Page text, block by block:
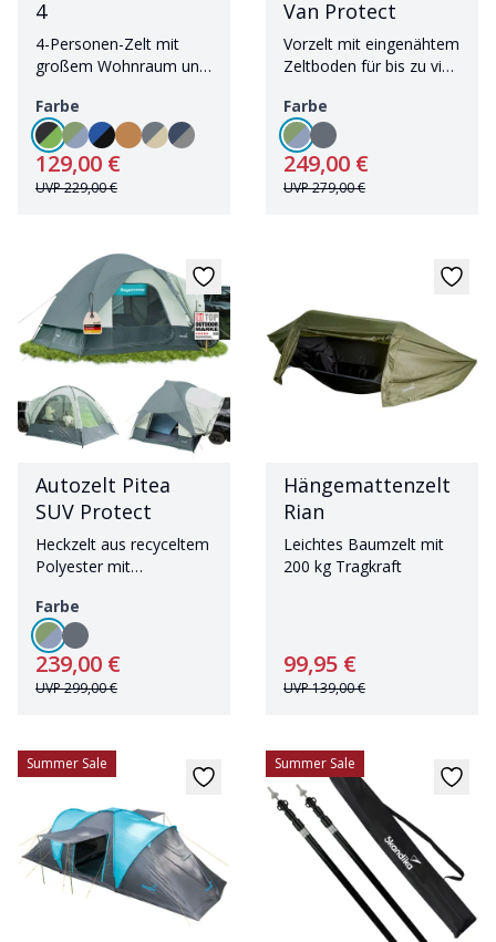
4
4-Personen-Zelt mit
großem Wohnraum und
Farbe
129,00 €
UVP229,00 €
Van Protect
Vorzelt mit eingenähtem
Zeltboden für bis zu vier
Farbe
249,00 €
UVP279,00 €
Autozelt Pitea
SUV Protect
Heckzelt aus recyceltem
Polyester mit
für bis zu vier Personen
Farbe
239,00 €
UVP299,00 €
Hängemattenzelt
Rian
Leichtes Baumzelt mit
200 kg Tragkraft
99,95 €
UVP139,00 €
Summer Sale Summer Sale